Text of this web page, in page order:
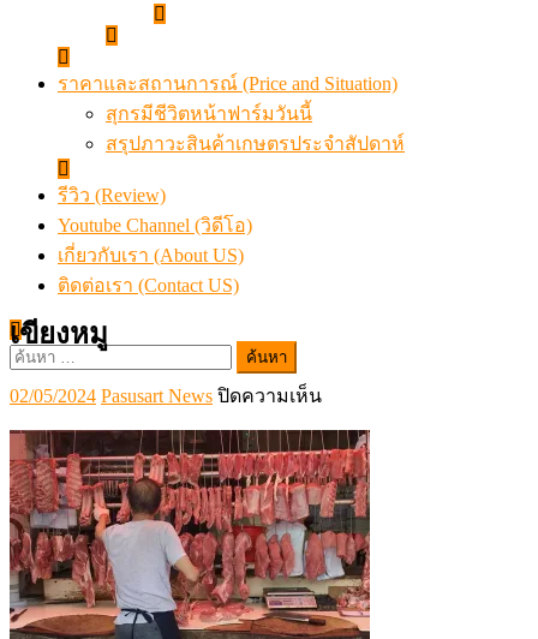
ราคาและสถานการณ์ (Price and Situation)
สุกรมีชีวิตหน้าฟาร์มวันนี้
สรุปภาวะสินค้าเกษตรประจำสัปดาห์
รีวิว (Review)
Youtube Channel (วิดีโอ)
เกี่ยวกับเรา (About US)
ติดต่อเรา (Contact US)
ค้นหา
สำหรับ:
เขียงหมู
Posted
on
02/05/2024 Author
Pasusart News ปิดความเห็นบน
หมู